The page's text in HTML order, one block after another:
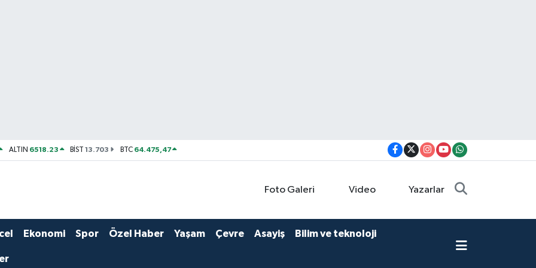
ALTIN 6518.23 BİST13.703 BTC 64.475,47
Foto Galeri Video Yazarlar
Ekonomi Spor Özel Haber Yaşam Çevre Asayiş Bilim ve teknoloji